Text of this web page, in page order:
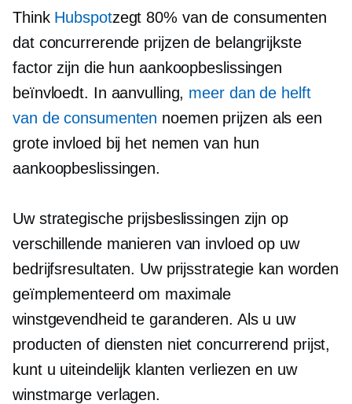
Think Hubspotzegt 80% van de consumenten
dat concurrerende prijzen de belangrijkste
factor zijn die hun aankoopbeslissingen
beïnvloedt. In aanvulling, meer dan de helft
van de consumenten noemen prijzen als een
grote invloed bij het nemen van hun
aankoopbeslissingen.
Uw strategische prijsbeslissingen zijn op
verschillende manieren van invloed op uw
bedrijfsresultaten. Uw prijsstrategie kan worden
geïmplementeerd om maximale
winstgevendheid te garanderen. Als u uw
producten of diensten niet concurrerend prijst,
kunt u uiteindelijk klanten verliezen en uw
winstmarge verlagen.